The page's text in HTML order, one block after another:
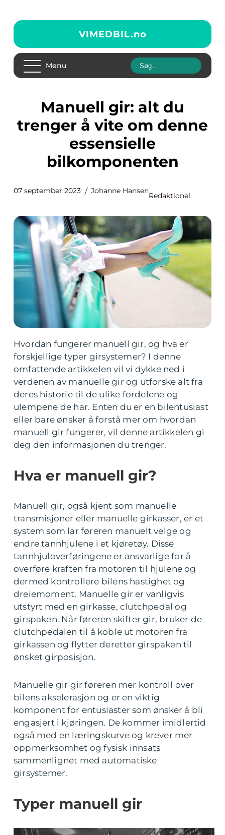
VIMEDBIL.no
Menu
Manuell gir: alt du
trenger å vite om denne
essensielle
bilkomponenten
07 september 2023 Johanne Hansen
Redaktionel
Hvordan fungerer manuell gir, og hva er
forskjellige typer girsystemer? I denne
omfattende artikkelen vil vi dykke ned i
verdenen av manuelle gir og utforske alt fra
deres historie til de ulike fordelene og
ulempene de har. Enten du er en bilentusiast
eller bare ønsker å forstå mer om hvordan
manuell gir fungerer, vil denne artikkelen gi
deg den informasjonen du trenger.
Hva er manuell gir?
Manuell gir, også kjent som manuelle
transmisjoner eller manuelle girkasser, er et
system som lar føreren manuelt velge og
endre tannhjulene i et kjøretøy. Disse
tannhjuloverføringene er ansvarlige for å
overføre kraften fra motoren til hjulene og
dermed kontrollere bilens hastighet og
dreiemoment. Manuelle gir er vanligvis
utstyrt med en girkasse, clutchpedal og
girspaken. Når føreren skifter gir, bruker de
clutchpedalen til å koble ut motoren fra
girkassen og flytter deretter girspaken til
ønsket girposisjon.
Manuelle gir gir føreren mer kontroll over
bilens akselerasjon og er en viktig
komponent for entusiaster som ønsker å bli
engasjert i kjøringen. De kommer imidlertid
også med en læringskurve og krever mer
oppmerksomhet og fysisk innsats
sammenlignet med automatiske
girsystemer.
Typer manuell gir